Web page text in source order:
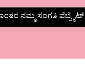
ನಮ್ಮ ಸಂಗತಿ